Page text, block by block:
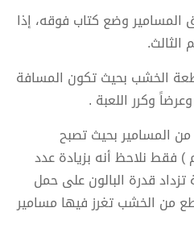
المسامیر وضع كتاب فوقه، إذا
الثالث.
الخشب بحیث تكون المسافة
من المسامیر بحیث تصبح
بین المسامیر ( ١سم ) فقط نلاحظ أنه بزیادة عدد
قدرة البالون على حمل
أكثر، یفضل أعداد ٣ قطع من الخشب تغرز فیها مسامیر